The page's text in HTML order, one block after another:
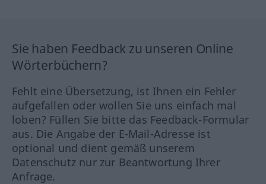
Sie haben Feedback zu unseren Online
Wörterbüchern?
Fehlt eine Übersetzung, ist Ihnen ein Fehler
aufgefallen oder wollen Sie uns einfach mal
loben? Füllen Sie bitte das Feedback-Formular
aus. Die Angabe der E-Mail-Adresse ist
optional und dient gemäß unserem
Datenschutz nur zur Beantwortung Ihrer
Anfrage.